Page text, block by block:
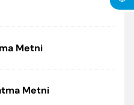
Metni
Metni